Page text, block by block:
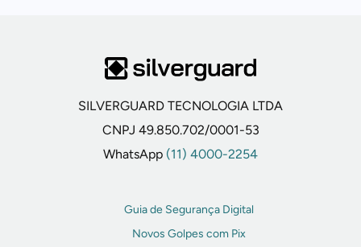
SILVERGUARD TECNOLOGIA LTDA
CNPJ 49.850.702/0001-53
WhatsApp (11) 4000-2254
Guia de Segurança Digital
Novos Golpes com Pix